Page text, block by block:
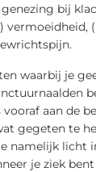
bij
vermoeidheid,
waarbij je
aan de
gegeten te
namelijk licht
je ziek